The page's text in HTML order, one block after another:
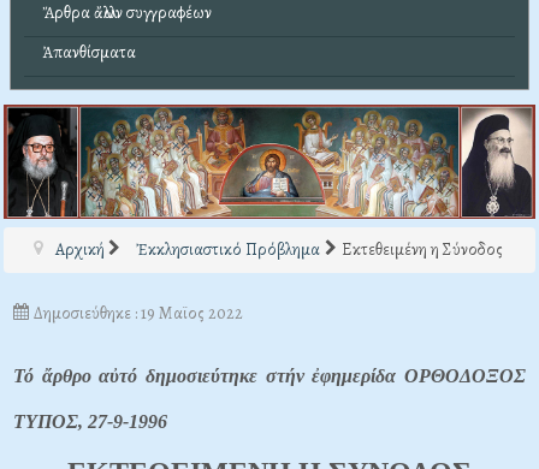
Ἄρθρα ἄλλων συγγραφέων
Ἀπανθίσματα
Αρχική Ἐκκλησιαστικό Πρόβλημα Εκτεθειμένη η Σύνοδος
Δημοσιεύθηκε : 19 Μαϊος 2022
Τό ἄρθρο αὐτό δημοσιεύτηκε στήν ἐφημερίδα ΟΡΘΟΔΟΞΟΣ
ΤΥΠΟΣ, 27-9-1996